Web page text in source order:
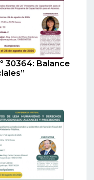
30364: Balance